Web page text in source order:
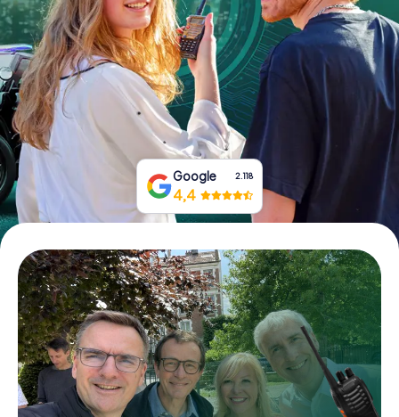
Tickets buchen
Gutscheine bestellen
Google 2.118
4,4